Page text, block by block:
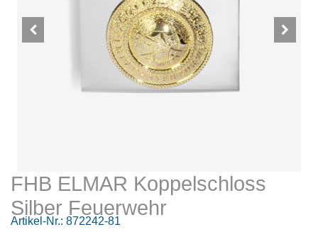
FHB ELMAR Koppelschloss
Silber Feuerwehr
Artikel-Nr.: 872242-81